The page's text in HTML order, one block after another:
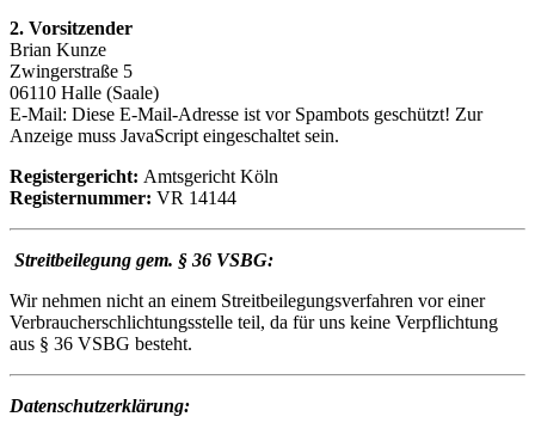
2. Vorsitzender
Brian Kunze
Zwingerstraße 5
06110 Halle (Saale)
E-Mail: Diese E-Mail-Adresse ist vor Spambots geschützt! Zur
Anzeige muss JavaScript eingeschaltet sein.
Registergericht: Amtsgericht Köln
Registernummer: VR 14144
Streitbeilegung gem. § 36 VSBG:
Wir nehmen nicht an einem Streitbeilegungsverfahren vor einer
Verbraucherschlichtungsstelle teil, da für uns keine Verpflichtung
aus § 36 VSBG besteht.
Datenschutzerklärung: